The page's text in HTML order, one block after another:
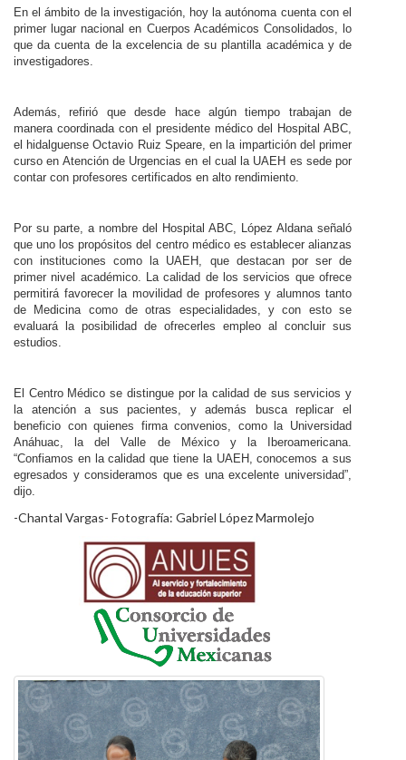
En el ámbito de la investigación, hoy la autónoma cuenta con el
primer lugar nacional en Cuerpos Académicos Consolidados, lo
que da cuenta de la excelencia de su plantilla académica y de
investigadores.
Además, refirió que desde hace algún tiempo trabajan de
manera coordinada con el presidente médico del Hospital ABC,
el hidalguense Octavio Ruiz Speare, en la impartición del primer
curso en Atención de Urgencias en el cual la UAEH es sede por
contar con profesores certificados en alto rendimiento.
Por su parte, a nombre del Hospital ABC, López Aldana señaló
que uno los propósitos del centro médico es establecer alianzas
con instituciones como la UAEH, que destacan por ser de
primer nivel académico. La calidad de los servicios que ofrece
permitirá favorecer la movilidad de profesores y alumnos tanto
de Medicina como de otras especialidades, y con esto se
evaluará la posibilidad de ofrecerles empleo al concluir sus
estudios.
El Centro Médico se distingue por la calidad de sus servicios y
la atención a sus pacientes, y además busca replicar el
beneficio con quienes firma convenios, como la Universidad
Anáhuac, la del Valle de México y la Iberoamericana.
“Confiamos en la calidad que tiene la UAEH, conocemos a sus
egresados y consideramos que es una excelente universidad”,
dijo.
-Chantal Vargas- Fotografía: Gabriel López Marmolejo